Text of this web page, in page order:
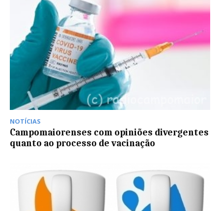
NOTÍCIAS
Campomaiorenses com opiniões divergentes
quanto ao processo de vacinação